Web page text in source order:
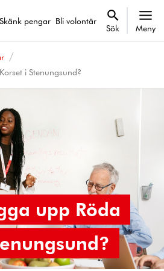
Skänk pengar Bli volontär
Sök Meny
i Stenungsund?
upp Röda